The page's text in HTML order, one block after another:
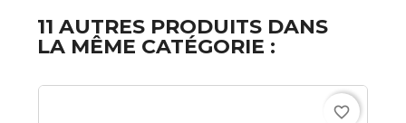
11 AUTRES PRODUITS DANS
LA MÊME CATÉGORIE :
favorite_border